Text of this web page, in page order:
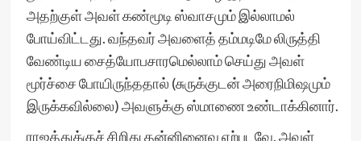
அதற்குள் அவள் கண்மூடி ஸ்வாசமும் இல்லாமல்
போய்விட்டது. வந்தவர் அவளைத் தம்மடிமே லிருத்தி
வேண்டிய சைத்யோபசாரமெல்லாம் செய்து அவள்
மூர்ச்சை போயிருந்ததால் (சுருக்குடன் அரைநிமிஷமும்
இருக்கவில்லை) அவளுக்கு ஸ்மாணை உண்டாக்கினார்.
ராஜத்துக்குச் சிறிது தன்னினைவு ஏற்படவே, அவள்